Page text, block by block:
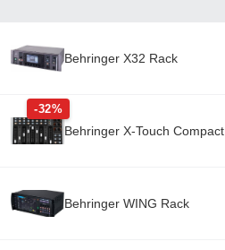
Behringer X32 Rack
-32%
Behringer X-Touch Compact
Behringer WING Rack